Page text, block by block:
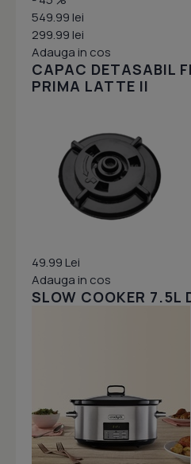
549.99 lei
299.99 lei
Adauga in cos
CAPAC DETASABIL
PRIMA LATTE II
49.99 Lei
Adauga in cos
SLOW COOKER 7.5L